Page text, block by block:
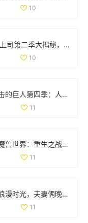
10
《XL上司第二季大揭秘，角色发展与剧情变化分析》
10
《进击的巨人第四季：人类与巨人最终决战的史诗篇章》
11
重返魔兽世界：重生之战斗的奇幻征程与挑战
11
共度浪漫时光，夫妻俩晚间电影推荐，温馨不容错过
11